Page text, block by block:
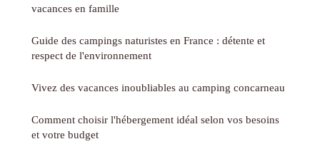
vacances en famille
Guide des campings naturistes en France : détente et
respect de l'environnement
Vivez des vacances inoubliables au camping concarneau
Comment choisir l'hébergement idéal selon vos besoins
et votre budget